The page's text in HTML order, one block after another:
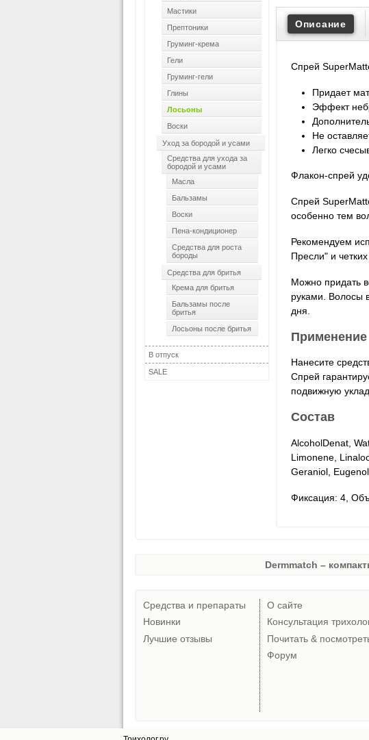
Мастики
Прептоники
Груминг-крема
Гели
Груминг-гели
Глины
Лосьоны
Воски
Уход за бородой и усами
Средства для ухода за
бородой и усами
Масла
Бальзамы
Воски
Пена-кондиционер
Средства для роста
бороды
Средства для бритья
Крема для бритья
Бальзамы после
бритья
Лосьоны после бритья
В отпуск
SALE
Описание
Спрей
Придает
Эффект
Не
Легко
Флакон-спрей
Спрей
особенно тем
Рекомендуем
Пресли" и
Можно придать
руками. Волосы
дня.
Применение
Нанесите
Спрей
подвижную
Состав
AlcoholDenat,
Limonene,
Geraniol,
Фиксация: 4,
Dermmatch –
Средства и препараты
Новинки
Лучшие отзывы
О сайте
Консультация
Почитать &
Форум